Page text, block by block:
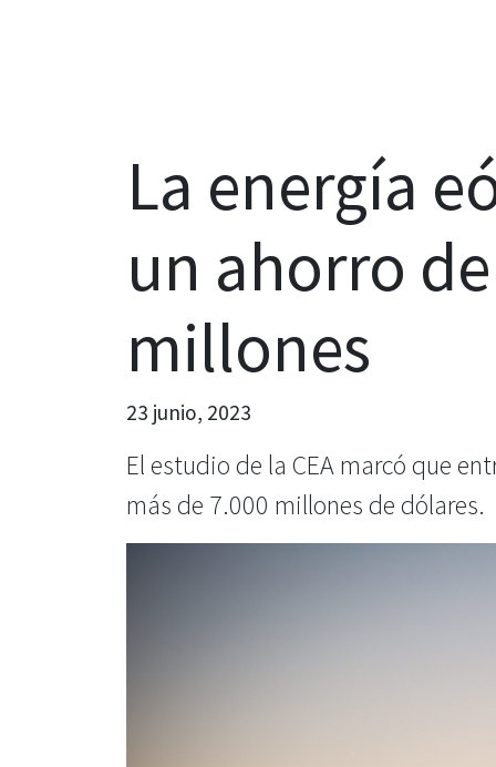
La energía
un ahorro
millones
23 junio, 2023
El estudio de la CEA marcó que
más de 7.000 millones de dólares.